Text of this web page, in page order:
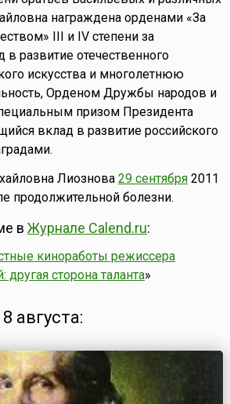
награждена орденами «За
III и IV степени за
развитие отечественного
искусства и многолетнюю
Орденом Дружбы народов и
призом Президента
вклад в развитие российского
Лиознова 29 сентября2011
продолжительной болезни.
в Журнале Calend.ru:
киноработы режиссера
сторона таланта»
августа: